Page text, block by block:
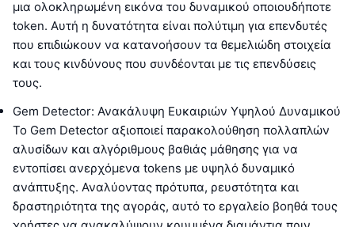
μια ολοκληρωμένη εικόνα του δυναμικού οποιουδήποτε
token. Αυτή η δυνατότητα είναι πολύτιμη για επενδυτές
που επιδιώκουν να κατανοήσουν τα θεμελιώδη στοιχεία
και τους κινδύνους που συνδέονται με τις επενδύσεις
τους.
Gem Detector: Ανακάλυψη Ευκαιριών Υψηλού Δυναμικού
Το Gem Detector αξιοποιεί παρακολούθηση πολλαπλών
αλυσίδων και αλγόριθμους βαθιάς μάθησης για να
εντοπίσει ανερχόμενα tokens με υψηλό δυναμικό
ανάπτυξης. Αναλύοντας πρότυπα, ρευστότητα και
δραστηριότητα της αγοράς, αυτό το εργαλείο βοηθά τους